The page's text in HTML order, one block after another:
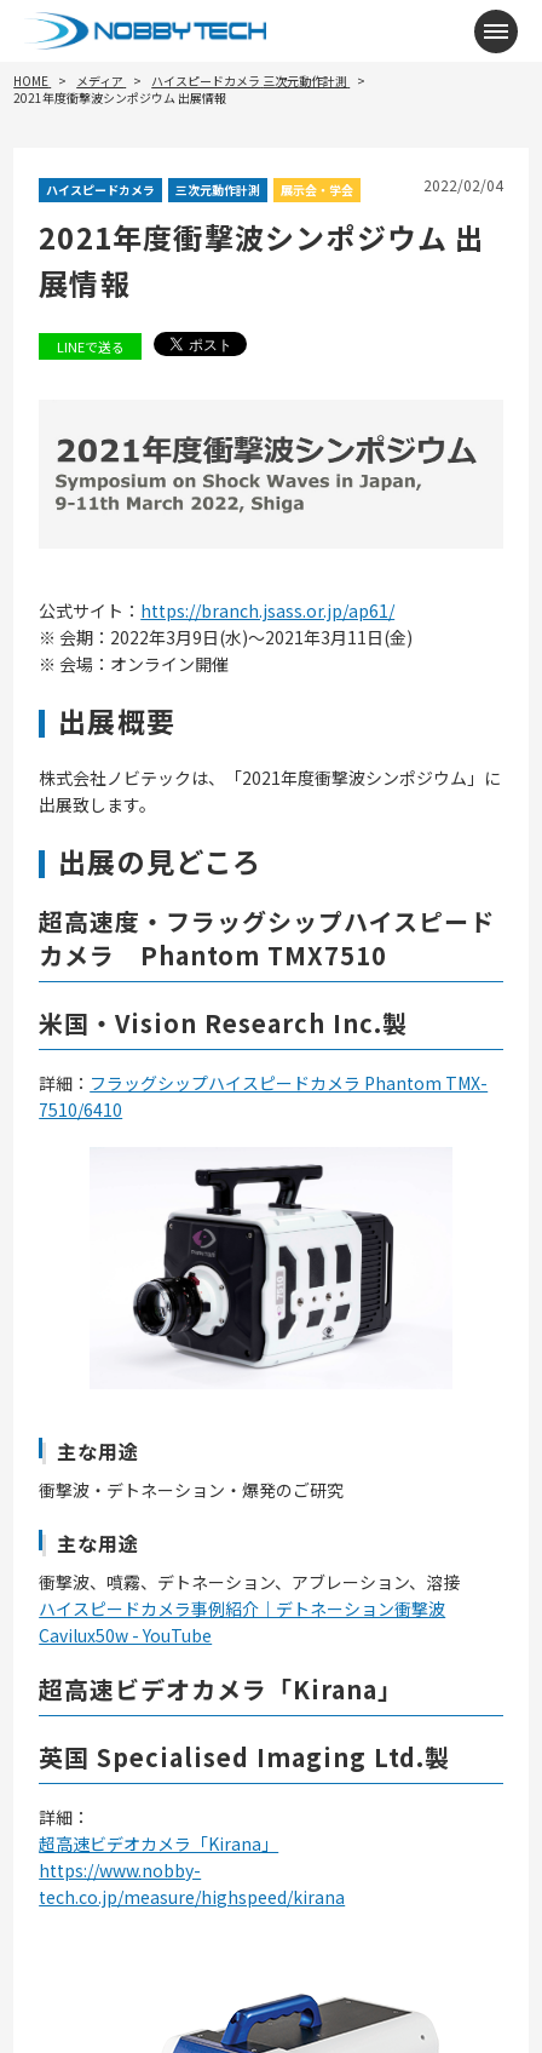
メニ
HOME メディア ハイスピードカメラ 三次元動作計測
2021年度衝撃波シンポジウム 出展情報
ハイスピードカメラ 三次元動作計測 展示会・学会 2022/02/04
2021年度衝撃波シンポジウム 出
展情報
LINEで送る
公式サイト： https://branch.jsass.or.jp/ap61/
※ 会期：2022年3月9日(水)～2021年3月11日(金)
※ 会場：オンライン開催
出展概要
株式会社ノビテックは、「2021年度衝撃波シンポジウム」に
出展致します。
出展の見どころ
超高速度・フラッグシップハイスピード
カメラ Phantom TMX7510
米国・Vision Research Inc.製
詳細： フラッグシップハイスピードカメラ Phantom TMX-
7510/6410
主な用途
衝撃波・デトネーション・爆発のご研究
主な用途
衝撃波、噴霧、デトネーション、アブレーション、溶接
ハイスピードカメラ事例紹介｜デトネーション衝撃波
Cavilux50w - YouTube
超高速ビデオカメラ「Kirana」
英国 Specialised Imaging Ltd.製
詳細：
超高速ビデオカメラ「Kirana」
https://www.nobby-
tech.co.jp/measure/highspeed/kirana